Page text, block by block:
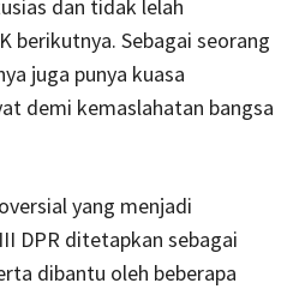
dan tidak lelah
berikutnya. Sebagai seorang
juga punya kuasa
demi kemaslahatan bangsa
yang menjadi
DPR ditetapkan sebagai
dibantu oleh beberapa